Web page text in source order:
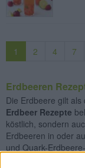
1 2 4 7
Erdbeeren
Die Erdbeere gilt
Erdbeer Rezepte
köstlich, sondern
Erdbeeren in oder
und Quark-